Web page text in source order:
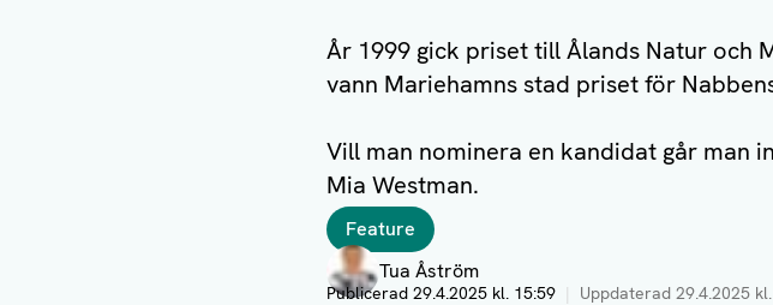
År 1999 gick priset till Ålands Natur och
vann Mariehamns stad priset för
Vill man nominera en kandidat går man
Mia Westman.
Taggar
Feature
Författare
Tua Åström
Publicerad 29.4.2025 kl. 15:59 Uppdaterad 29.4.2025